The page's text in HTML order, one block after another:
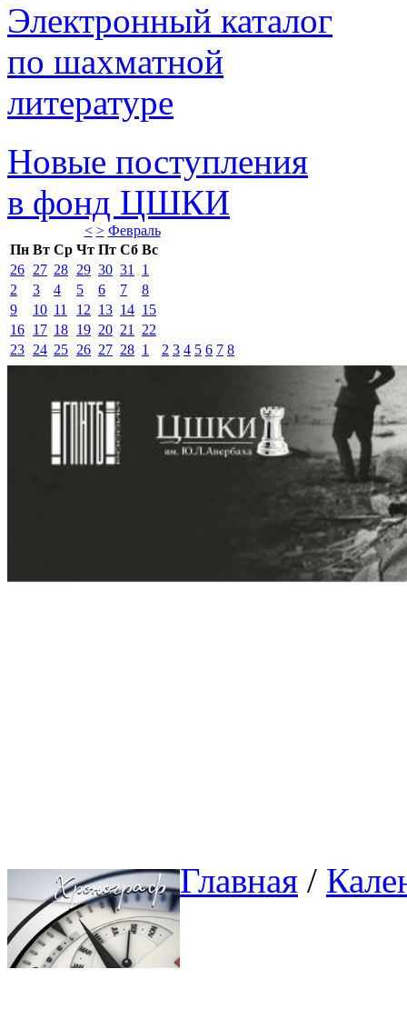
Электронный каталог
по шахматной
литературе
Новые поступления
в фонд ЦШКИ
< > Февраль
Пн Вт Ср Чт Пт Сб Вс
26 27 28 29 30 31
1
2
3 4 5 6 7
8
9
10 11 12 13 14 15
16 17 18 19 20 21
22
23 24 25 26 27 28 1 2 3 4 5 6 7 8
Главная /